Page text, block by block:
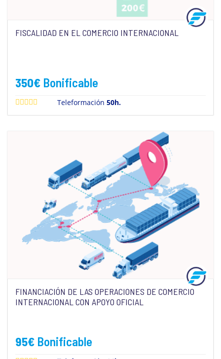
FISCALIDAD EN EL COMERCIO INTERNACIONAL
350€ Bonificable
Teleformación50h.
FINANCIACIÓN DE LAS OPERACIONES DE COMERCIO
INTERNACIONAL CON APOYO OFICIAL
95€ Bonificable